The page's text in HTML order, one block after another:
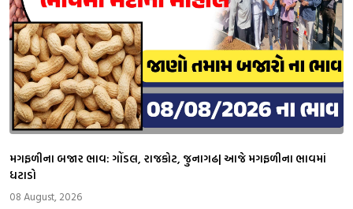
મગફળીના બજાર ભાવ: ગોંડલ, રાજકોટ, જુનાગઢ| આજે મગફળીના ભાવમાં
ધટાડો
08 August, 2026